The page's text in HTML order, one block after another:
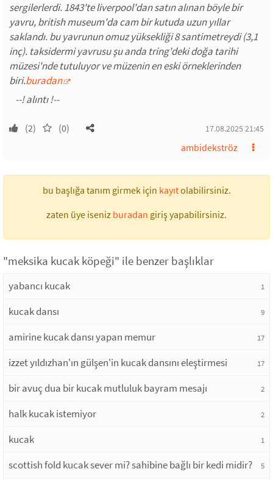
sergilerlerdi. 1843'te liverpool'dan satın alınan böyle bir
yavru, british museum'da cam bir kutuda uzun yıllar
saklandı. bu yavrunun omuz yüksekliği 8 santimetreydi (3,1
inç). taksidermi yavrusu şu anda tring'deki doğa tarihi
müzesi'nde tutuluyor ve müzenin en eski örneklerinden
biri.buradan
(2) (0) 17.08.2025 21:45
ambidekströz
bu başlığa tanım girmek için kayıtolabilirsiniz.
zaten üye iseniz buradan giriş yapabilirsiniz.
"meksika kucak köpeği" ile benzer başlıklar
yabancı kucak 1
kucak dansı 9
amirine kucak dansı yapan memur 17
izzet yıldızhan'ın gülşen'in kucak dansını eleştirmesi 17
bir avuç dua bir kucak mutluluk bayram mesajı 2
halk kucak istemiyor 2
kucak 1
scottish fold kucak sever mi? sahibine bağlı bir kedi midir? 5